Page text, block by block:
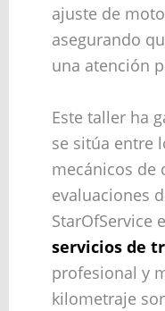
ajuste de
asegurando
una atención
Este taller ha
se sitúa entre
mecánicos de
evaluaciones
StarOfService
servicios de
profesional y
kilometraje